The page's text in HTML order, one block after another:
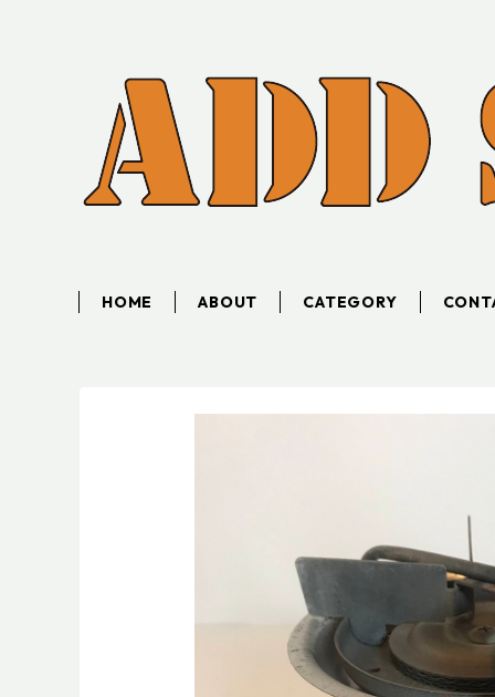
HOME ABOUT CATEGORY